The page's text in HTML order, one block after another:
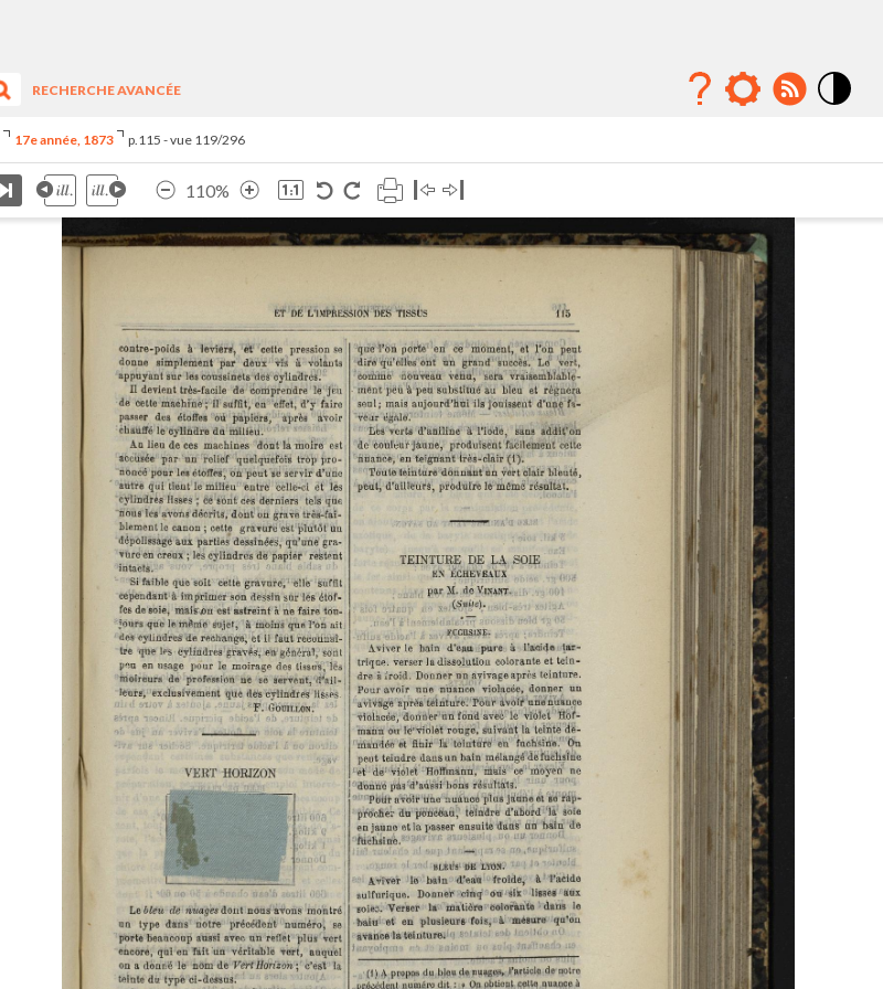
RECHERCHE AVANCÉE
17e année, 1873 p.115 - vue 119/296
110%